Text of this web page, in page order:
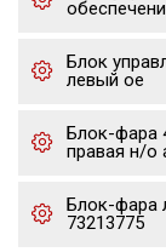
Блок
левый oe
Блок-фара
правая н/о
Блок-фара
73213775